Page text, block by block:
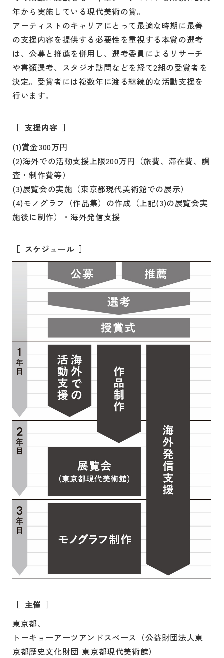
2025.11.10
TCAA2024-2026｜梅田哲也構成・演出『プレイタイ
ム』上映会＋アフタートーク の申込受付を開始しま
した
年から実施している現代美術の賞。
アーティストのキャリアにとって最適な時期に最善
の支援内容を提供する必要性を重視する本賞の選考
は、公募と推薦を併用し、選考委員によるリサーチ
や書類選考、スタジオ訪問などを経て2組の受賞者を
決定。受賞者には複数年に渡る継続的な活動支援を
行います。
支援内容
(1)賞金300万円
(2)海外での活動支援上限200万円（旅費、滞在費、調
査・制作費等）
(3)展覧会の実施（東京都現代美術館での展示）
(4)モノグラフ（作品集）の作成（上記(3)の展覧会実
施後に制作）・海外発信支援
スケジュール
主催
東京都、
トーキョーアーツアンドスペース（公益財団法人東
京都歴史文化財団 東京都現代美術館）